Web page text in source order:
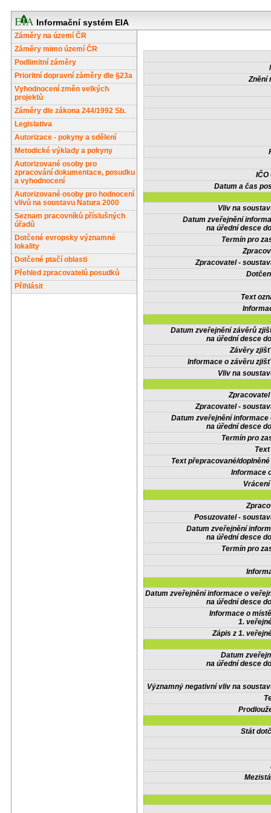
Informační systém EIA
Záměry na území ČR
Záměry mimo území ČR
Podlimitní záměry
Prioritní dopravní záměry dle §23a
Vyhodnocení změn velkých
projektů
Záměry dle zákona 244/1992 Sb.
Legislativa
Autorizace - pokyny a sdělení
Metodické výklady a pokyny
Autorizované osoby pro
zpracování dokumentace, posudku
a vyhodnocení
Autorizované osoby pro hodnocení
vlivů na soustavu Natura 2000
Seznam pracovníků příslušných
úřadů
Dotčené evropsky významné
lokality
Dotčené ptačí oblasti
Přehled zpracovatelů posudků
Přihlásit
Znění
IČO
Datum a čas
Vliv na
Datum zveřejnění
na úřední desce
Termín pro
Zpracovatel -
Text
Datum zveřejnění závěrů
na úřední desce
Závěry
Informace o závěru
Vliv na
Zpracovatel -
Datum zveřejnění informace
na úřední desce
Termín pro
Text přepracované/
Informace
Posuzovatel -
Datum zveřejnění
na úřední desce
Termín pro
Datum zveřejnění informace o
na úřední desce
Informace o
1.
Zápis z 1.
Datum
na úřední desce
Významný negativní vliv na
Stát